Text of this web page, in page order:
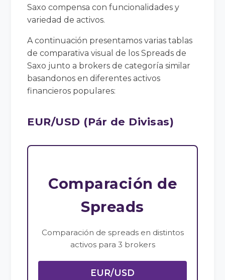
Saxo compensa con funcionalidades y
variedad de activos.
A continuación presentamos varias tablas
de comparativa visual de los Spreads de
Saxo junto a brokers de categoría similar
basandonos en diferentes activos
financieros populares:
EUR/USD (Pár de Divisas)
Comparación de
Spreads
Comparación de spreads en distintos
activos para 3 brokers
EUR/USD